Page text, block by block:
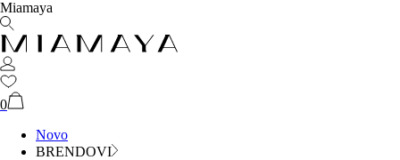
Miamaya
0
Novo
BRENDOVI